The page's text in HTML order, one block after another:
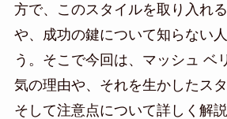
方で、このスタイルを取り入れ
や、成功の鍵について知らない
う。そこで今回は、マッシュ ベ
気の理由や、それを生かしたス
そして注意点について詳しく解